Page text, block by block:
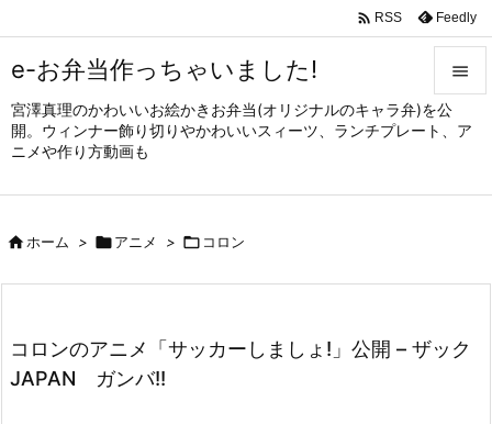
e-お弁当作っちゃいました!
宮澤真理のかわいいお絵かきお弁当(オリジナルのキャラ弁)を公
開。ウィンナー飾り切りやかわいいスィーツ、ランチプレート、ア
ニメや作り方動画も


メニュ
サイド


検索
 RSS Feedly
ホーム > アニメ >  コロン
コロンのアニメ「サッカーしましょ!」公開 – ザック
JAPAN ガンバ!!